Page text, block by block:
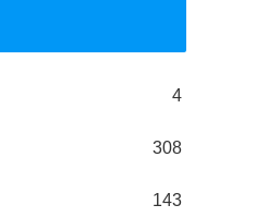
4
308
143